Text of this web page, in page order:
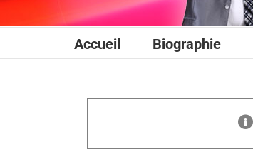
Accueil Biographie